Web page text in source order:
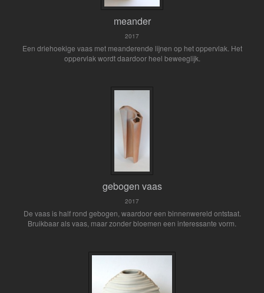
meander
2017
Een driehoekige vaas met meanderende lijnen op het oppervlak. Het
oppervlak wordt daardoor heel beweeglijk.
gebogen vaas
2017
De vaas is half rond gebogen, waardoor een binnenwereld ontstaat.
Bruikbaar als vaas, maar zonder bloemen een interessante vorm.